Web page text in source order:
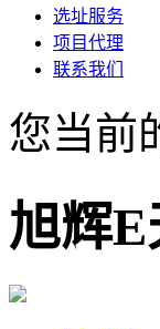
选址服务
项目代理
联系我们
您当前
旭辉